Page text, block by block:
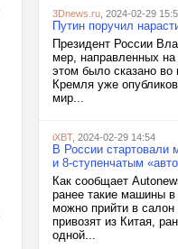
3Dnews.ru , 2024-02-29
Путин поручил
Президент России
мер, направленных
этом было сказано
Кремля уже
мир...
iXBT, 2024-02-29 14:54
В России
и 8-ступенчатым
Как сообщает
ранее такие машины в
можно прийти в
привозят из Китая,
одной...